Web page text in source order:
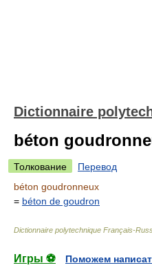
Dictionnaire
béton
Толкование
Перевод
béton goudronneux
= béton de goudron
Dictionnaire polytechnique Français-
Игры ⚽
Поможем